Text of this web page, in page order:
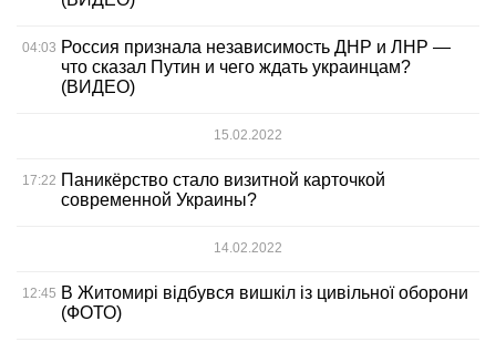
04:03 Россия признала независимость ДНР и ЛНР —
что сказал Путин и чего ждать украинцам?
(ВИДЕО)
15.02.2022
17:22 Паникёрство стало визитной карточкой
современной Украины?
14.02.2022
12:45 В Житомирі відбувся вишкіл із цивільної оборони
(ФОТО)